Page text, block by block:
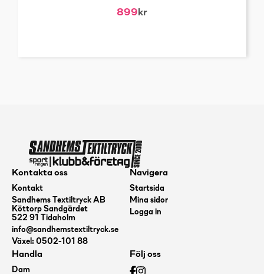
899kr
Kontakta oss
Kontakt
Sandhems Textiltryck AB
Köttorp Sandgärdet
522 91 Tidaholm
info@sandhemstextiltryck.se
Växel: 0502-101 88
Navigera
Startsida
Mina sidor
Logga in
Handla
Dam
Följ oss